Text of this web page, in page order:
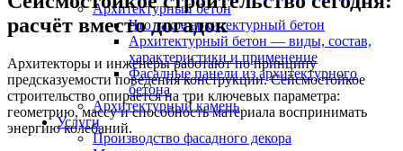
Архитектурный бетон
Что такое архитектурный бетон
Архитектурный бетон — виды, состав,
характеристики и применение
Фасадные панели из архитектурного
бетона
Архитектурный камень
Услуги
Производство фасадного декора
расчёт вместо догадок
Архитекторы и инженеры работают по принципу
предсказуемости поведения конструкции. Сейсмостойкое
строительство опирается на три ключевых параметра:
геометрию, массу и способность материала воспринимать
энергию колебаний.